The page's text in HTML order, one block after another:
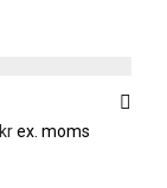
krex. moms